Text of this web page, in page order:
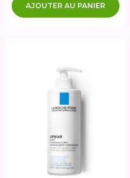
AJOUTER AU PANIER